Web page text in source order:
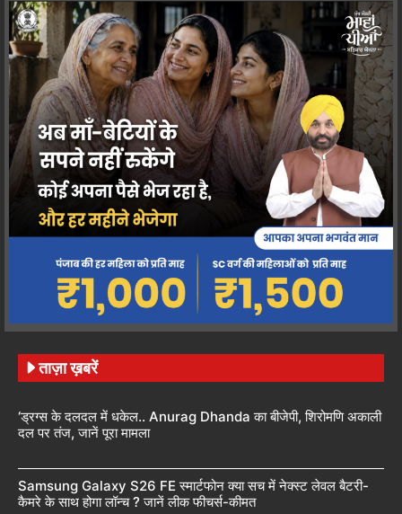
ताज़ा ख़बरें
‘ड्रग्स के दलदल में धकेल.. Anurag Dhanda का बीजेपी, शिरोमणि अकाली
दल पर तंज, जानें पूरा मामला
Samsung Galaxy S26 FE स्मार्टफोन क्या सच में नेक्स्ट लेवल बैटरी-
कैमरे के साथ होगा लॉन्च ? जानें लीक फीचर्स-कीमत